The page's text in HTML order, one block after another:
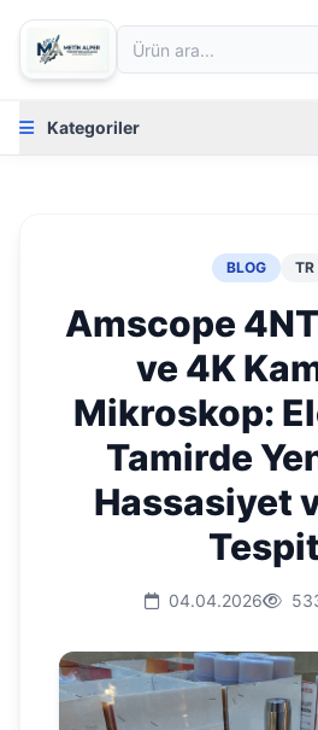
Kategoriler
BLOG TR
Amscope
ve 4K
Mikroskop:
Tamirde
Hassasiyet
04.04.2026